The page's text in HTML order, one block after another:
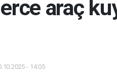
araç
- 14:05